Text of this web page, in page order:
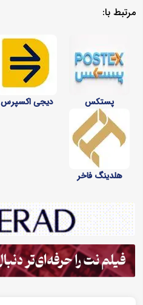
مرتبط با:
پستکس دیجی اکسپرس
هلدینگ فاخر